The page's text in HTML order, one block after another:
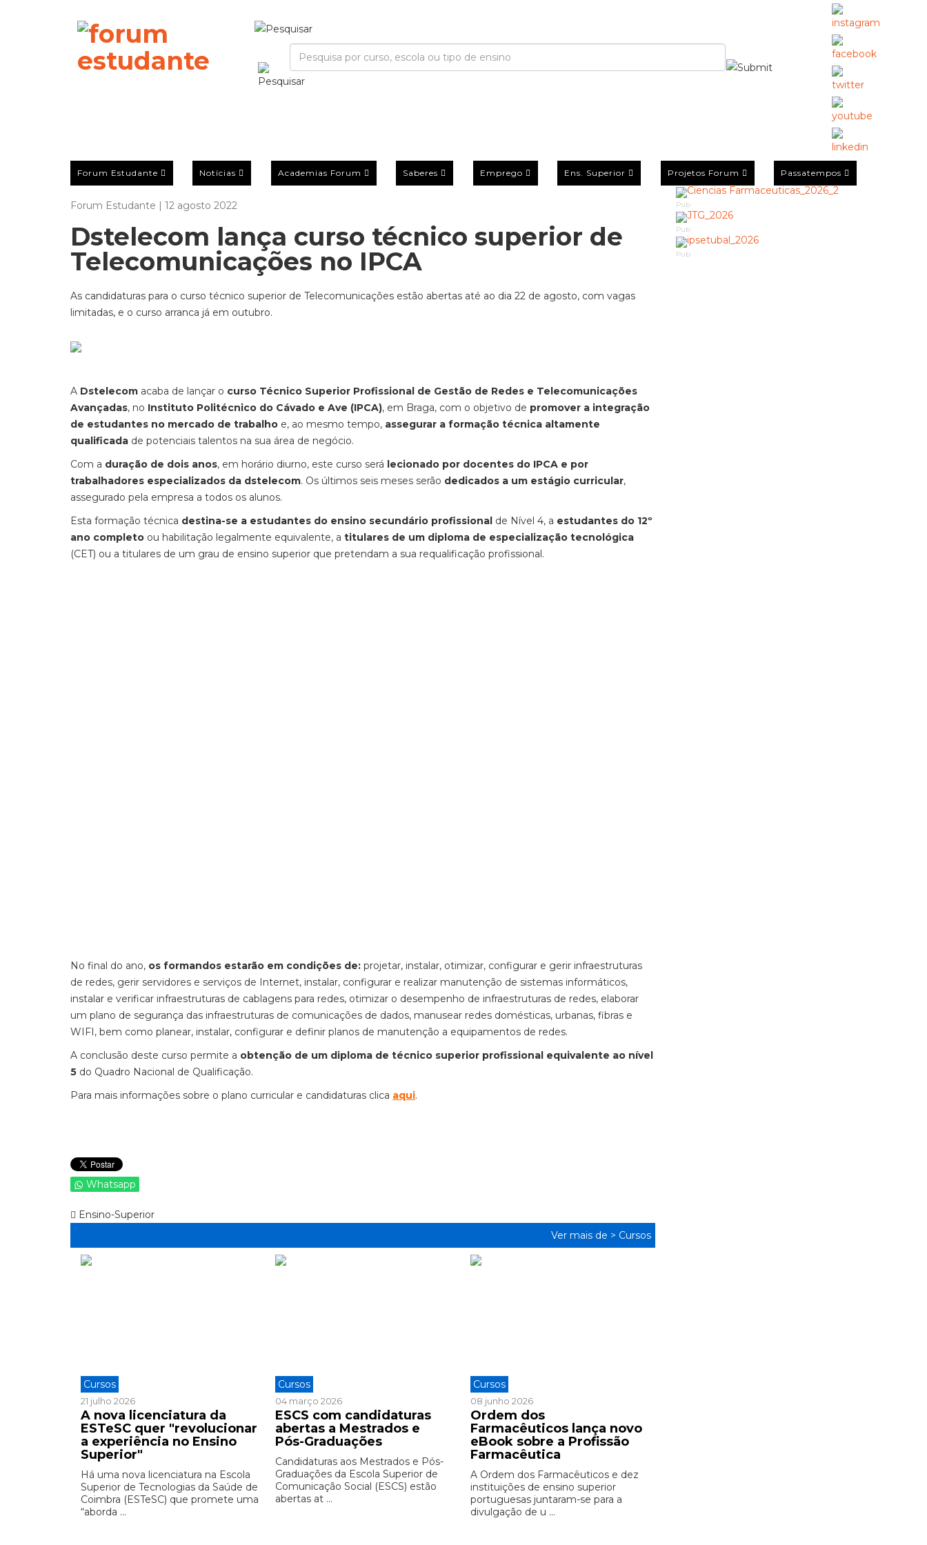
Forum Estudante Notícias Academias Forum Saberes Emprego Ens. Superior Projetos Forum Passatempos
Forum Estudante | 12 agosto 2022
Dstelecom lança curso técnico superior de
Telecomunicações no IPCA
As candidaturas para o curso técnico superior de Telecomunicações estão abertas até ao dia 22 de agosto, com vagas
limitadas, e o curso arranca já em outubro.
A Dstelecom acaba de lançar o curso Técnico Superior Profissional de Gestão de Redes e Telecomunicações
Avançadas, no Instituto Politécnico do Cávado e Ave (IPCA), em Braga, com o objetivo de promover a integração
de estudantes no mercado de trabalho e, ao mesmo tempo, assegurar a formação técnica altamente
qualificada de potenciais talentos na sua área de negócio.
Com a duração de dois anos, em horário diurno, este curso será lecionado por docentes do IPCA e por
trabalhadores especializados da dstelecom. Os últimos seis meses serão dedicados a um estágio curricular,
assegurado pela empresa a todos os alunos.
Esta formação técnica destina-se a estudantes do ensino secundário profissional de Nível 4, a estudantes do 12º
ano completo ou habilitação legalmente equivalente, a titulares de um diploma de especialização tecnológica
(CET) ou a titulares de um grau de ensino superior que pretendam a sua requalificação profissional.
No final do ano, os formandos estarão em condições de: projetar, instalar, otimizar, configurar e gerir infraestruturas
de redes, gerir servidores e serviços de Internet, instalar, configurar e realizar manutenção de sistemas informáticos,
instalar e verificar infraestruturas de cablagens para redes, otimizar o desempenho de infraestruturas de redes, elaborar
um plano de segurança das infraestruturas de comunicações de dados, manusear redes domésticas, urbanas, fibras e
WIFI, bem como planear, instalar, configurar e definir planos de manutenção a equipamentos de redes.
A conclusão deste curso permite a obtenção de um diploma de técnico superior profissional equivalente ao nível
5 do Quadro Nacional de Qualificação.
Para mais informações sobre o plano curricular e candidaturas clica aqui.
Whatsapp
Ensino-Superior
Ver mais de > Cursos
Cursos
21 julho 2026
A nova licenciatura da
ESTeSC quer "revolucionar
a experiência no Ensino
Superior"
Há uma nova licenciatura na Escola
Superior de Tecnologias da Saúde de
Coimbra (ESTeSC) que promete uma
“aborda ...
Cursos
04 março 2026
ESCS com candidaturas
abertas a Mestrados e
Pós-Graduações
Candidaturas aos Mestrados e Pós-
Graduações da Escola Superior de
Comunicação Social (ESCS) estão
abertas at ...
Cursos
08 junho 2026
Ordem dos
Farmacêuticos lança novo
eBook sobre a Profissão
Farmacêutica
A Ordem dos Farmacêuticos e dez
instituições de ensino superior
portuguesas juntaram-se para a
divulgação de u ...
Pub
Pub
Pub